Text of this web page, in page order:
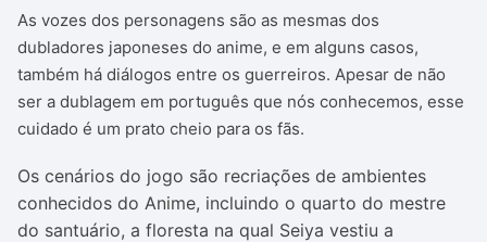
As vozes dos personagens são as mesmas dos
dubladores japoneses do anime, e em alguns casos,
também há diálogos entre os guerreiros. Apesar de não
ser a dublagem em português que nós conhecemos, esse
cuidado é um prato cheio para os fãs.
Os cenários do jogo são recriações de ambientes
conhecidos do Anime, incluindo o quarto do mestre
do santuário, a floresta na qual Seiya vestiu a